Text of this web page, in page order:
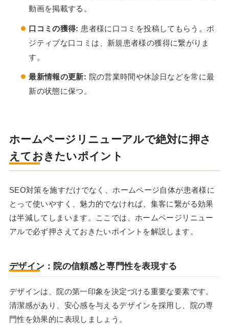
動画を掲載する。
口コミの獲得: 患者様に口コミを投稿してもらう。ポ
ジティブな口コミは、新規患者様の獲得に繋がりま
す。
最新情報の更新: 院の営業時間や休診日などを常に最
新の状態に保つ。
ホームページリニューアルで絶対に押さ
えておきたいポイント
SEO対策を施すだけでなく、ホームページ自体が患者様に
とって使いやすく、魅力的でなければ、集客に繋がる効果
は半減してしまいます。ここでは、ホームページリニュー
アルで必ず押さえておきたいポイントを解説します。
デザイン：院の信頼感と専門性を表現する
デザインは、院の第一印象を決定づける重要な要素です。
清潔感があり、安心感を与えるデザインを採用し、院の専
門性を効果的に表現しましょう。